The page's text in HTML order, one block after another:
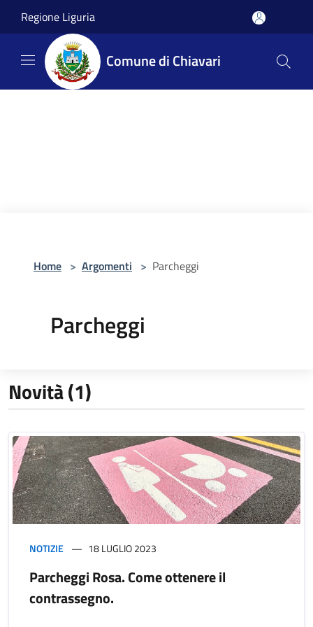
Regione Liguria
Comune di Chiavari
Home > Argomenti > Parcheggi
Parcheggi
Novità (1)
NOTIZIE 18 LUGLIO 2023
Parcheggi Rosa. Come ottenere il
contrassegno.